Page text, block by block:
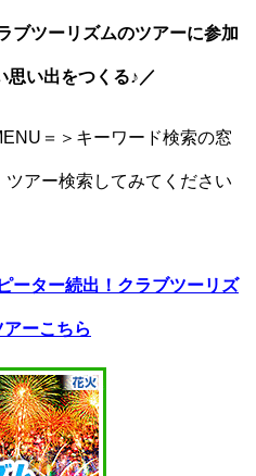
ブツーリズムのツアーに参加
思い出をつくる♪／
＝＞キーワード検索の窓
アー検索してみてください
ター続出！クラブツーリズ
アーこちら